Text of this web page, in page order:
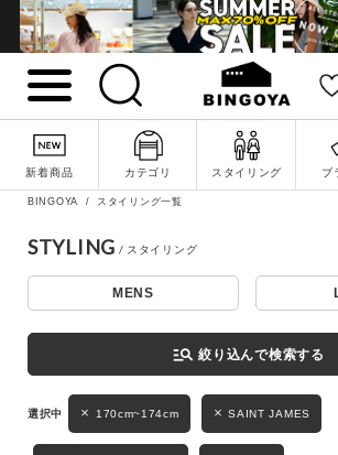
新着商品 カテゴリ スタイリング ブ
詳細検索
キーワード
性別
MENS LADIES
BINGOYA スタイリング一覧
STYLING
MENS
manage_search 絞り込んで検索する
170cm~174cm SAINT JAMES